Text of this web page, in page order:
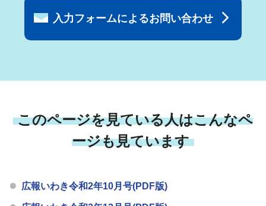
入力フォームによるお問い合わせ
このページを見ている人はこんなペ
ージも見ています
広報いわき令和2年10月号(PDF版)